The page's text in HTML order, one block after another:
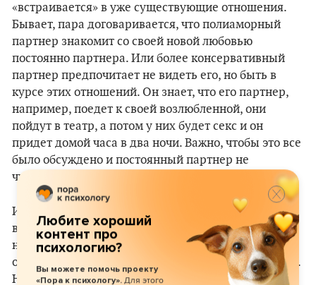
«встраивается» в уже существующие отношения.
Бывает, пара договаривается, что полиаморный
партнер знакомит со своей новой любовью
постоянно партнера. Или более консервативный
партнер предпочитает не видеть его, но быть в
курсе этих отношений. Он знает, что его партнер,
например, поедет к своей возлюбленной, они
пойдут в театр, а потом у них будет секс и он
придет домой часа в два ночи. Важно, чтобы это все
было обсуждено и постоянный партнер не
чувствовал себя исключенным.
Иногда новый партнер настолько интенсивно
включается в существующие отношения, что они
начинают жить вместе. Тогда они все вместе
обсуждают важные для совместной жизни правила.
Например, как поделить пространство в квартире,
Любите хороший
контент про
психологию?
Вы можете помочь проекту
«Пора к психологу». Для этого